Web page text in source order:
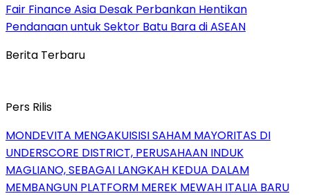
Fair Finance Asia Desak Perbankan Hentikan
Pendanaan untuk Sektor Batu Bara di ASEAN
Berita Terbaru
Pers Rilis
MONDEVITA MENGAKUISISI SAHAM MAYORITAS DI
UNDERSCORE DISTRICT, PERUSAHAAN INDUK
MAGLIANO, SEBAGAI LANGKAH KEDUA DALAM
MEMBANGUN PLATFORM MEREK MEWAH ITALIA BARU